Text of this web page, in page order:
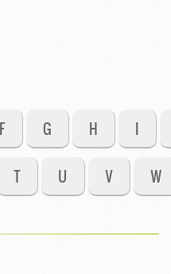
F G H I
T U V W